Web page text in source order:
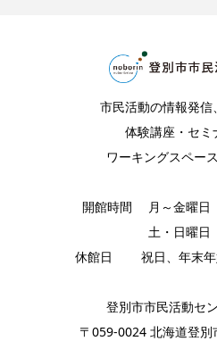
市民活動の情報発信
体験講座・セミ
ワーキングスペー
開館時間 月～金曜日
土・日曜日 9
休館日 祝日、年末年
登別市市民活動セ
〒059-0024 北海道登